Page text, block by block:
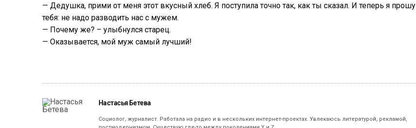
— Дедушка, прими от меня этот вкусный хлеб. Я поступила точно так, как ты сказал. И теперь я прошу
тебя: не надо разводить нас с мужем.
— Почему же? – улыбнулся старец.
— Оказывается, мой муж самый лучший!
Настасья Бетева
Социолог, журналист. Работала на радио и в нескольких интернет-проектах. Увлекаюсь литературой, рекламой,